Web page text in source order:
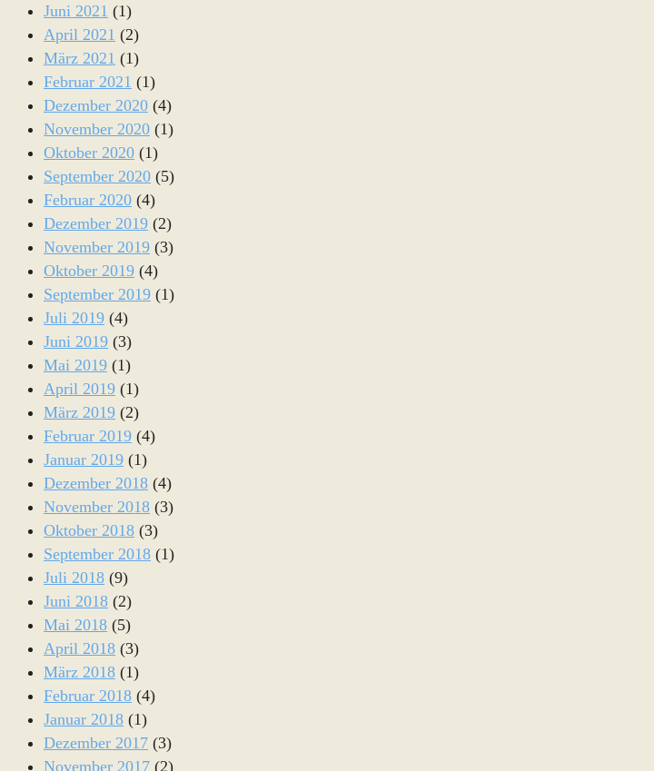
Juni 2021 (1)
April 2021 (2)
März 2021 (1)
Februar 2021 (1)
Dezember 2020 (4)
November 2020 (1)
Oktober 2020 (1)
September 2020 (5)
Februar 2020 (4)
Dezember 2019 (2)
November 2019 (3)
Oktober 2019 (4)
September 2019 (1)
Juli 2019 (4)
Juni 2019 (3)
Mai 2019 (1)
April 2019 (1)
März 2019 (2)
Februar 2019 (4)
Januar 2019 (1)
Dezember 2018 (4)
November 2018 (3)
Oktober 2018 (3)
September 2018 (1)
Juli 2018 (9)
Juni 2018 (2)
Mai 2018 (5)
April 2018 (3)
März 2018 (1)
Februar 2018 (4)
Januar 2018 (1)
Dezember 2017 (3)
November 2017 (2)